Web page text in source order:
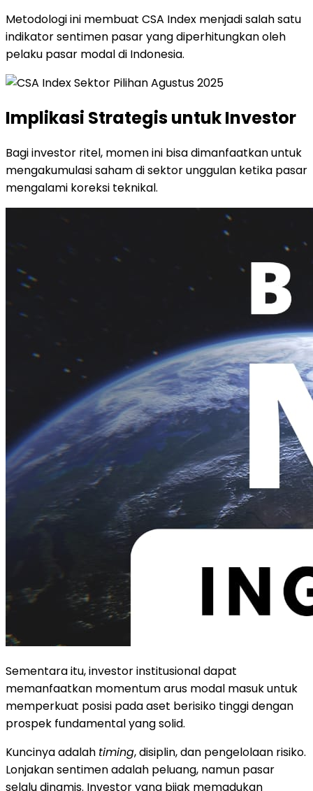
Metodologi ini membuat CSA Index menjadi salah satu
indikator sentimen pasar yang diperhitungkan oleh
pelaku pasar modal di Indonesia.
Implikasi Strategis untuk Investor
Bagi investor ritel, momen ini bisa dimanfaatkan untuk
mengakumulasi saham di sektor unggulan ketika pasar
mengalami koreksi teknikal.
Sementara itu, investor institusional dapat
memanfaatkan momentum arus modal masuk untuk
memperkuat posisi pada aset berisiko tinggi dengan
prospek fundamental yang solid.
Kuncinya adalah timing, disiplin, dan pengelolaan risiko.
Lonjakan sentimen adalah peluang, namun pasar
selalu dinamis. Investor yang bijak memadukan